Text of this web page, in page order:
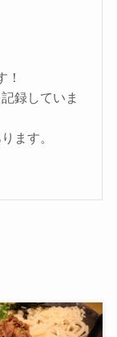
！
録していま
ます。